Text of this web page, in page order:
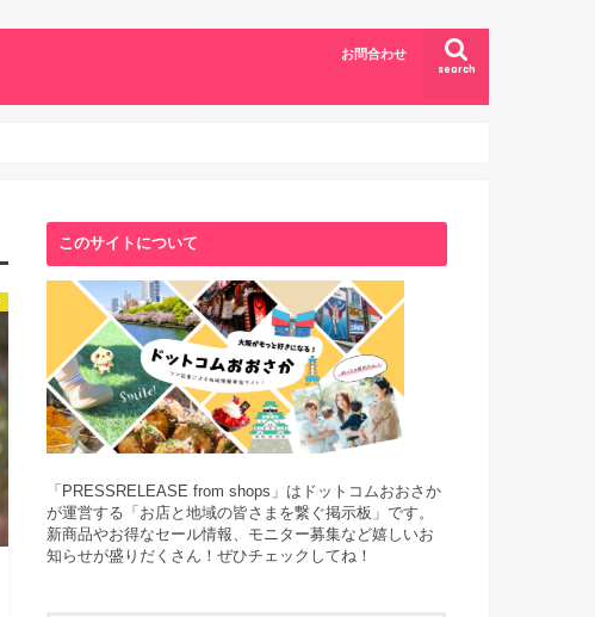
search
お問合わせ
このサイトについて
「PRESSRELEASE from shops」はドットコムおおさか
が運営する「お店と地域の皆さまを繋ぐ掲示板」です。
新商品やお得なセール情報、モニター募集など嬉しいお
知らせが盛りだくさん！ぜひチェックしてね！